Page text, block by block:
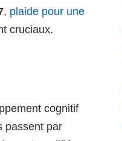
, plaide pour une
cruciaux.
cognitif
passent par